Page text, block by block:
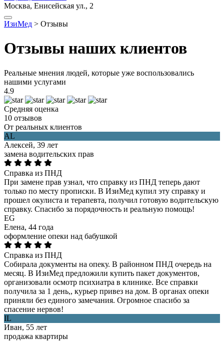
Москва, Енисейская ул., 2
ИзиМед > Отзывы
Отзывы наших клиентов
Реальные мнения людей, которые уже воспользовались
нашими услугами
4.9
Средняя оценка
10 отзывов
От реальных клиентов
AL
Алексей, 39 лет
замена водительских прав
Справка из ПНД
При замене прав узнал, что справку из ПНД теперь дают
только по месту прописки. В ИзиМед купил эту справку и
прошел окулиста и терапевта, получил готовую водительскую
справку. Спасибо за порядочность и реальную помощь!
EG
Елена, 44 года
оформление опеки над бабушкой
Справка из ПНД
Собирала документы на опеку. В районном ПНД очередь на
месяц. В ИзиМед предложили купить пакет документов,
организовали осмотр психиатра в клинике. Все справки
получила за 1 день,, курьер привез на дом. В органах опеки
приняли без единого замечания. Огромное спасибо за
спасение нервов!
IL
Иван, 55 лет
продажа квартиры